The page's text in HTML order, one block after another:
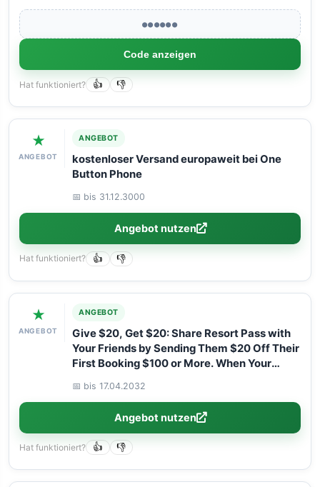
●●●●●●
Code anzeigen
Hat funktioniert? 👍 👎
★
ANGEBOT
ANGEBOT
kostenloser Versand europaweit bei One
Button Phone
📅 bis 31.12.3000
Angebot nutzen
Hat funktioniert? 👍 👎
★
ANGEBOT
ANGEBOT
Give $20, Get $20: Share Resort Pass with
Your Friends by Sending Them $20 Off Their
First Booking $100 or More. When Your
$20 Off Your Next $100 or More Booking!
📅 bis 17.04.2032
Angebot nutzen
Hat funktioniert? 👍 👎